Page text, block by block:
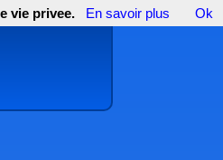
vie privee. En savoir plus Ok